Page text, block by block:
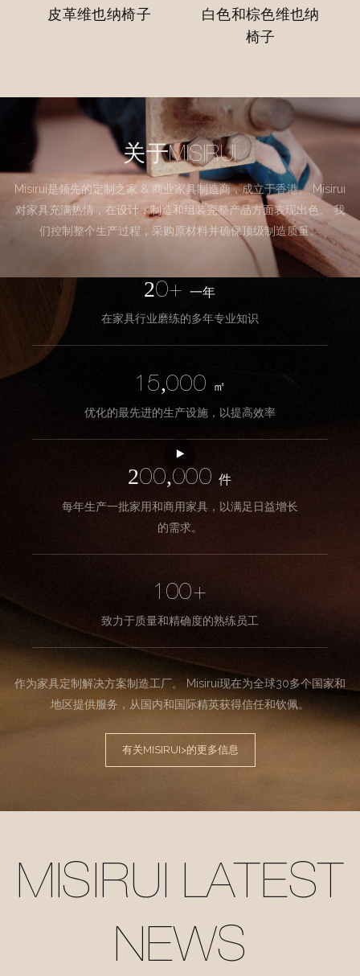
皮革维也纳椅子
白色和棕色维也纳
椅子
关于MISIRUI
Misirui是领先的定制之家 & 商业家具制造商，成立于香港。 Misirui
对家具充满热情，在设计，制造和组装完整产品方面表现出色。 我
们控制整个生产过程，采购原材料并确保顶级制造质量。
20+
一年
在家具行业磨练的多年专业知识
15,000
㎡
优化的最先进的生产设施，以提高效率
200,000 件
每年生产一批家用和商用家具，以满足日益增长
的需求。
100+
致力于质量和精确度的熟练员工
作为家具定制解决方案制造工厂。 Misirui现在为全球30多个国家和
地区提供服务，从国内和国际精英获得信任和钦佩。
有关MISIRUI>的更多信息
MISIRUI LATEST
NEWS